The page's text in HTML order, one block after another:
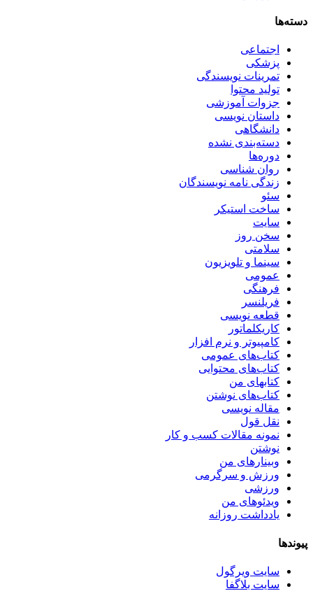
دسته‌ها
اجتماعی
پزشکی
تمرینات نویسندگی
تولید محتوا
جزوات آموزشی
داستان نویسی
دانشگاهی
دسته‌بندی نشده
دوره‌ها
روان شناسی
زندگی نامه نویسندگان
سئو
ساخت استیکر
سایت
سخن روز
سلامتی
سینما و تلویزیون
عمومی
فرهنگی
فریلنسر
قطعه نویسی
کاریکلماتور
کامپیوتر و نرم افزار
کتاب‌های عمومی
کتاب‌های محتوایی
کتابهای من
کتاب‌های نوشتن
مقاله نویسی
نقل قول
نمونه مقالات کسب و کار
نوشتن
وبینارهای من
ورزش و سرگرمی
ورزشی
ویدئوهای من
یادداشت روزانه
پیوندها
سایت ویرگول
سایت بلاگفا